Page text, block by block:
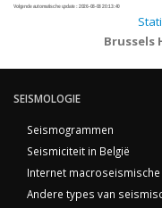
Volgende automatische update : 2026-08-08 20:13:40
Brussels
SEISMOLOGIE
Seismogrammen
Seismiciteit in België
Internet
Andere types van